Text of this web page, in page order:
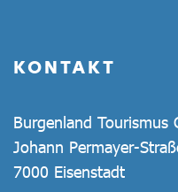
KONTAKT
Burgenland Tourismus
Johann Permayer-
7000 Eisenstadt